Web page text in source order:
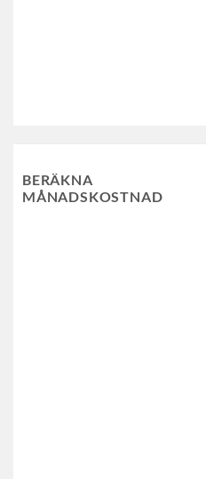
BERÄKNA
MÅNADSKOSTNAD